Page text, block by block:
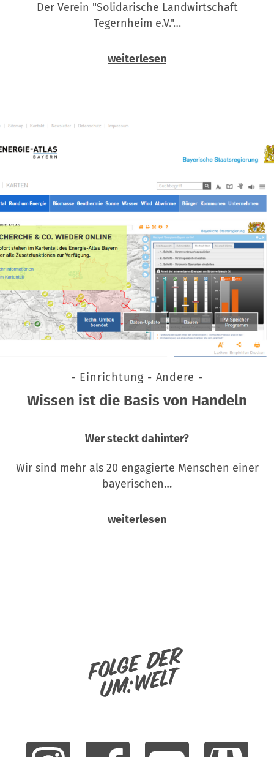
Der Verein "Solidarische Landwirtschaft
Tegernheim e.V."…
weiterlesen
- Einrichtung - Andere -
Wissen ist die Basis von Handeln
Wer steckt dahinter?
Wir sind mehr als 20 engagierte Menschen einer
bayerischen…
weiterlesen
Folge der
um:welt